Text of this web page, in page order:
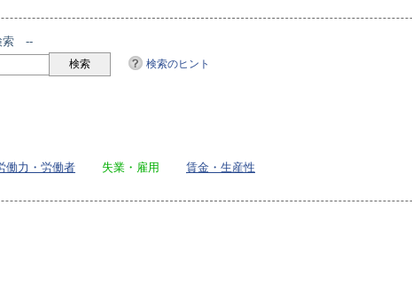
索 --
検索のヒント
働力・労働者 失業・雇用 賃金・生産性